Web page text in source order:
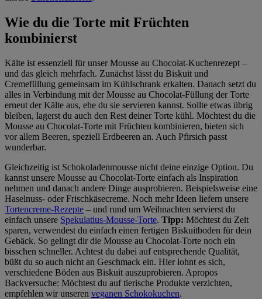
Wie du die Torte mit Früchten
kombinierst
Kälte ist essenziell für unser Mousse au Chocolat-Kuchenrezept –
und das gleich mehrfach. Zunächst lässt du Biskuit und
Cremefüllung gemeinsam im Kühlschrank erkalten. Danach setzt du
alles in Verbindung mit der Mousse au Chocolat-Füllung der Torte
erneut der Kälte aus, ehe du sie servieren kannst. Sollte etwas übrig
bleiben, lagerst du auch den Rest deiner Torte kühl. Möchtest du die
Mousse au Chocolat-Torte mit Früchten kombinieren, bieten sich
vor allem Beeren, speziell Erdbeeren an. Auch Pfirsich passt
wunderbar.
Gleichzeitig ist Schokoladenmousse nicht deine einzige Option. Du
kannst unsere Mousse au Chocolat-Torte einfach als Inspiration
nehmen und danach andere Dinge ausprobieren. Beispielsweise eine
Haselnuss- oder Frischkäsecreme. Noch mehr Ideen liefern unsere
Tortencreme-Rezepte – und rund um Weihnachten servierst du
einfach unsere Spekulatius-Mousse-Torte. Tipp: Möchtest du Zeit
sparen, verwendest du einfach einen fertigen Biskuitboden für dein
Gebäck. So gelingt dir die Mousse au Chocolat-Torte noch ein
bisschen schneller. Achtest du dabei auf entsprechende Qualität,
büßt du so auch nicht an Geschmack ein. Hier lohnt es sich,
verschiedene Böden aus Biskuit auszuprobieren. Apropos
Backversuche: Möchtest du auf tierische Produkte verzichten,
empfehlen wir unseren veganen Schokokuchen.